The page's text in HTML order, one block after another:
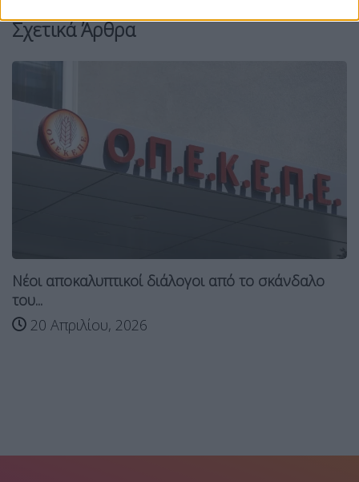
Σχετικά Άρθρα
Νέοι αποκαλυπτικοί διάλογοι από το σκάνδαλο
του...
20 Απριλίου, 2026